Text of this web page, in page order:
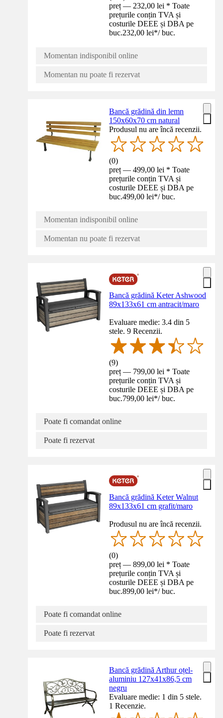
preț — 232,00 lei * Toate
prețurile conțin TVA și
costurile DEEE și DBA pe
buc.232,00 lei*/ buc.
Momentan indisponibil online
Momentan nu poate fi rezervat
Bancă grădină din lemn
150x60x70 cm natural
Produsul nu are încă recenzii.
(0)
preț — 499,00 lei * Toate
prețurile conțin TVA și
costurile DEEE și DBA pe
buc.499,00 lei*/ buc.
Momentan indisponibil online
Momentan nu poate fi rezervat
Bancă grădină Keter Ashwood
89x133x61 cm antracit/maro
Evaluare medie: 3.4 din 5
stele. 9 Recenzii.
(9)
preț — 799,00 lei * Toate
prețurile conțin TVA și
costurile DEEE și DBA pe
buc.799,00 lei*/ buc.
Poate fi comandat online
Poate fi rezervat
Bancă grădină Keter Walnut
89x133x61 cm grafit/maro
Produsul nu are încă recenzii.
(0)
preț — 899,00 lei * Toate
prețurile conțin TVA și
costurile DEEE și DBA pe
buc.899,00 lei*/ buc.
Poate fi comandat online
Poate fi rezervat
Bancă grădină Arthur oțel-
aluminiu 127x41x86,5 cm
negru
Evaluare medie: 1 din 5 stele.
1 Recenzie.